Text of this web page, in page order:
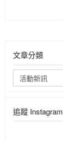
文章分類
活動新訊
追蹤 Instagram